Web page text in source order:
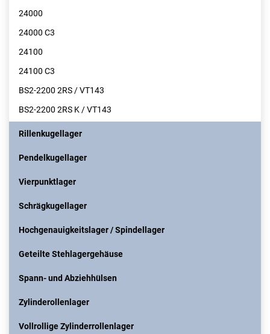
24000
24000 C3
24100
24100 C3
BS2-2200 2RS / VT143
BS2-2200 2RS K / VT143
Rillenkugellager
Pendelkugellager
Vierpunktlager
Schrägkugellager
Hochgenauigkeitslager / Spindellager
Geteilte Stehlagergehäuse
Spann- und Abziehhülsen
Zylinderollenlager
Vollrollige Zylinderrollenlager